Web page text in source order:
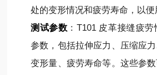
处的变形情况和疲劳寿命，以便
测试参数 ：T101 皮革接缝疲
参数，包括拉伸应力、压缩应
变形量、疲劳寿命等。这些参